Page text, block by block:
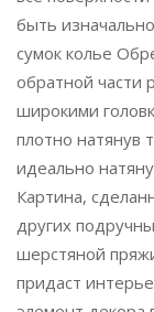
быть
сумок колье
обратной
широкими
плотно натянув
идеально
Картина,
других
шерстяной
придаст